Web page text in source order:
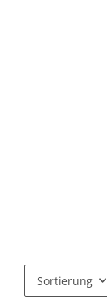
Sortierung